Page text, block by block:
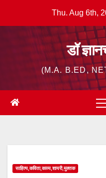
Thu. Aug 6th,
डॉ
(M.A. B.ED,
साहित्य,कविता,काव्य,शायरी,मुक्तक